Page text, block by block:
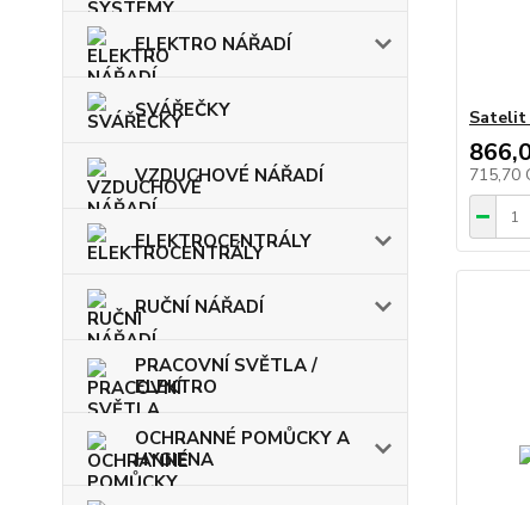
ELEKTRO NÁŘADÍ
SVÁŘEČKY
VZDUCHOVÉ NÁŘADÍ
ELEKTROCENTRÁLY
RUČNÍ NÁŘADÍ
PRACOVNÍ SVĚTLA /
ELEKTRO
OCHRANNÉ POMŮCKY A
HYGIENA
Satelit
715,70